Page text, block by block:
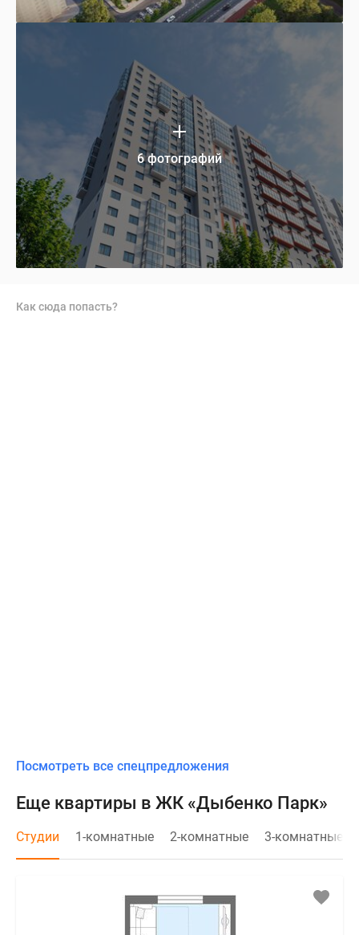
6 фотографий
Как сюда попасть?
Посмотреть все спецпредложения
Еще квартиры в ЖК «Дыбенко Парк»
Студии 1-комнатные 2-комнатные 3-комнатные